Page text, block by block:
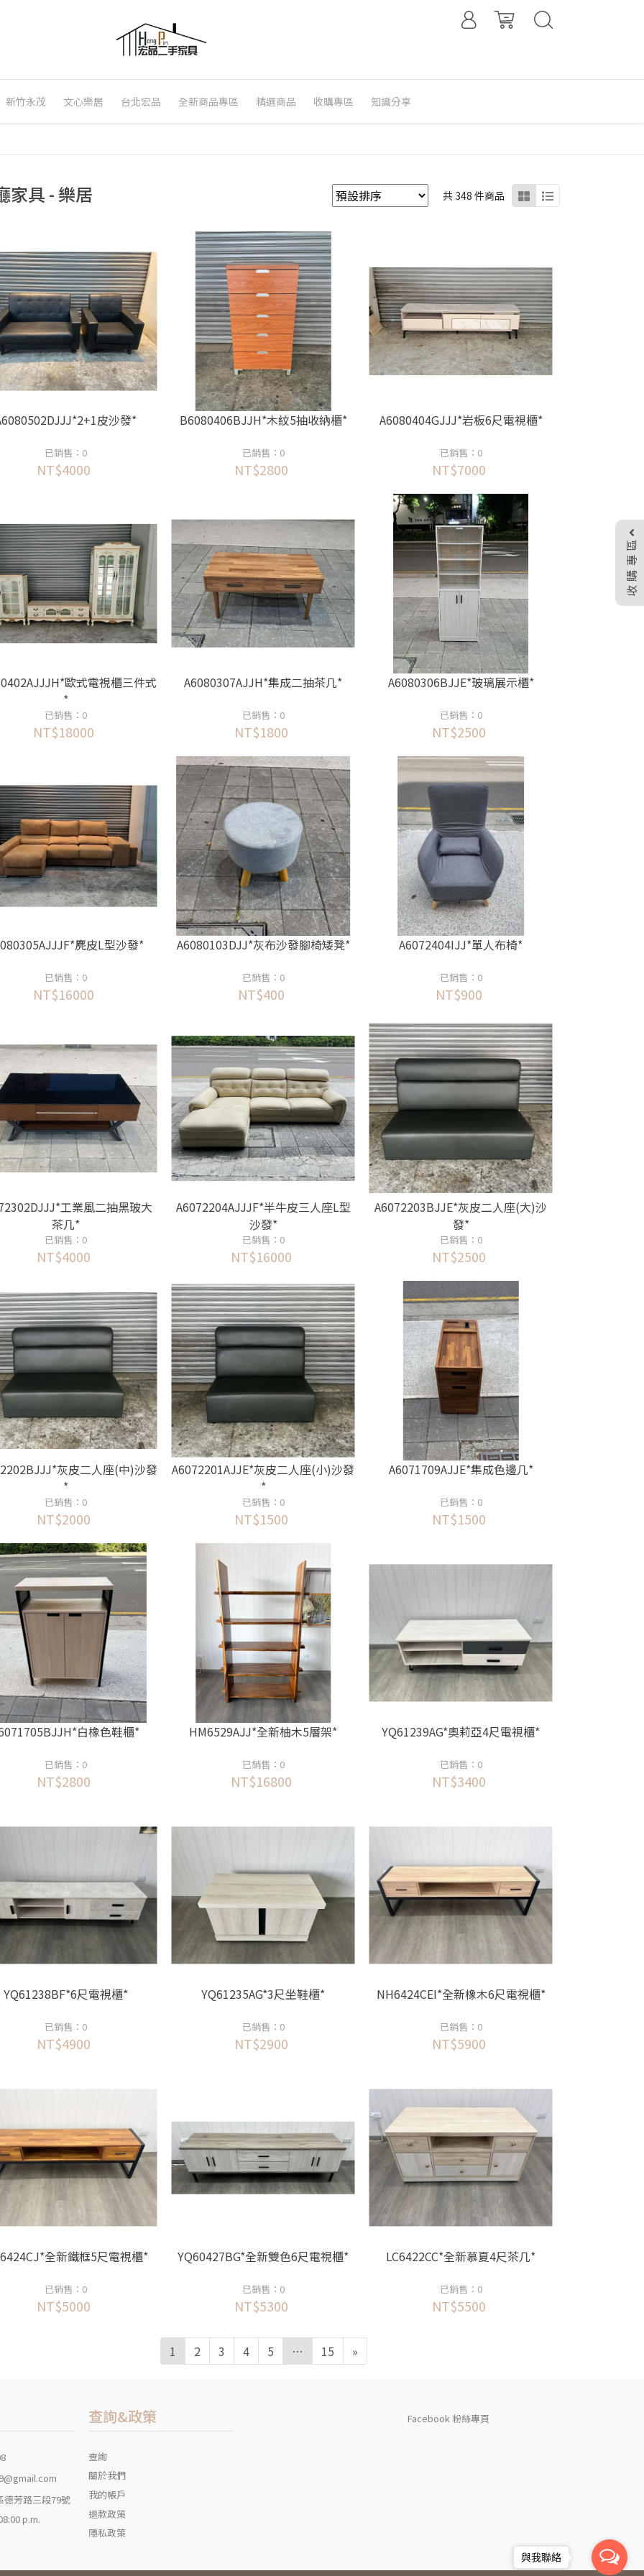
新竹永茂 文心樂居 台北宏品 全新商品專區 精選商品 收購專區 知識分享
家具 - 樂居 共 348 件商品
皮沙發*
已銷售：0
NT$4000
B6080406BJJH*木紋5抽收納櫃*
已銷售：0
NT$2800
A6080404GJJJ*岩板6尺電視櫃*
已銷售：0
NT$7000
歐式電視櫃三件式
*
已銷售：0
NT$18000
A6080307AJJH*集成二抽茶几*
已銷售：0
NT$1800
A6080306BJJE*玻璃展示櫃*
已銷售：0
NT$2500
麂皮L型沙發*
已銷售：0
NT$16000
A6080103DJJ*灰布沙發腳椅矮凳*
已銷售：0
NT$400
A6072404IJJ*單人布椅*
已銷售：0
NT$900
工業風二抽黑玻大
茶几*
已銷售：0
NT$4000
A6072204AJJJF*半牛皮三人座L型
沙發*
已銷售：0
NT$16000
A6072203BJJE*灰皮二人座(大)沙
發*
已銷售：0
NT$2500
灰皮二人座(中)沙發
*
已銷售：0
NT$2000
A6072201AJJE*灰皮二人座(小)沙發
*
已銷售：0
NT$1500
A6071709AJJE*集成色邊几*
已銷售：0
NT$1500
白橡色鞋櫃*
已銷售：0
NT$2800
HM6529AJJ*全新柚木5層架*
已銷售：0
NT$16800
YQ61239AG*奧莉亞4尺電視櫃*
已銷售：0
NT$3400
YQ61238BF*6尺電視櫃*
已銷售：0
NT$4900
YQ61235AG*3尺坐鞋櫃*
已銷售：0
NT$2900
NH6424CEI*全新橡木6尺電視櫃*
已銷售：0
NT$5900
全新鐵框5尺電視櫃*
已銷售：0
NT$5000
YQ60427BG*全新雙色6尺電視櫃*
已銷售：0
NT$5300
LC6422CC*全新慕夏4尺茶几*
已銷售：0
NT$5500
1 2 3 4 5 … 15 »
德芳路三段79號
p.m.
查詢&政策
查詢
關於我們
我的帳戶
退款政策
隱私政策
Facebook 粉絲專頁
收購專區
與我聯絡